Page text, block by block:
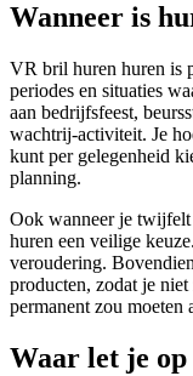
Wanneer is
VR bril huren huren is
periodes en situaties
aan bedrijfsfeest,
wachtrij-activiteit. Je
kunt per gelegenheid
planning.
Ook wanneer je
huren een veilige
veroudering.
producten, zodat je
permanent zou moeten
Waar let je